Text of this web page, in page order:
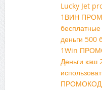
Lucky Jet
1ВИН
бесплатные
деньги 500
1Win
Деньги кэш
ПРОМОКОД